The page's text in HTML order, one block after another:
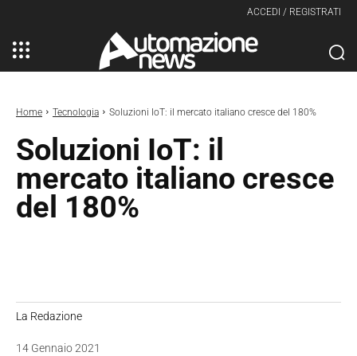
ACCEDI / REGISTRATI
Home Tecnologia Soluzioni IoT: il mercato italiano cresce del 180%
Soluzioni IoT: il
mercato italiano cresce
del 180%
La Redazione
14 Gennaio 2021